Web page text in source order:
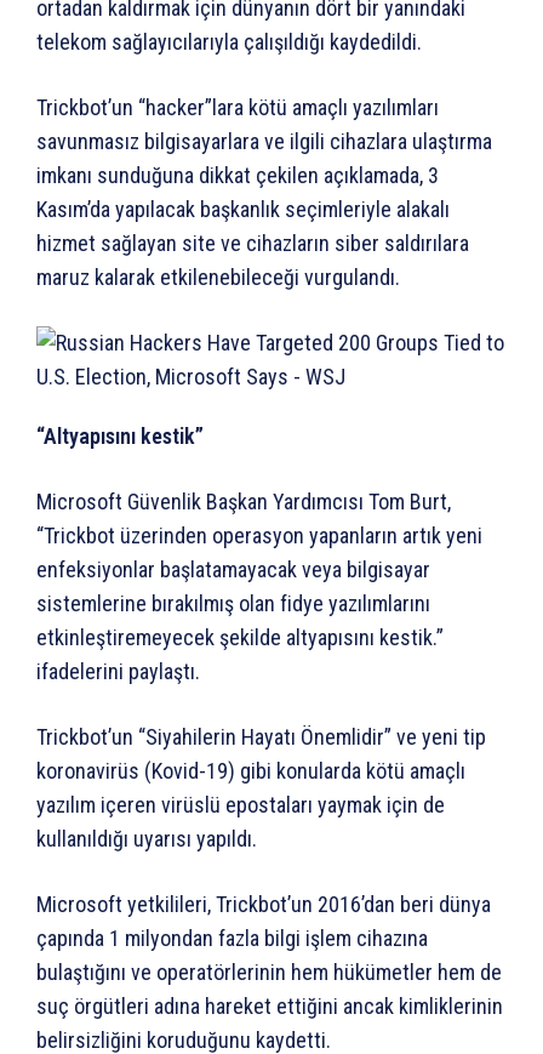
ortadan kaldırmak için dünyanın dört bir yanındaki
telekom sağlayıcılarıyla çalışıldığı kaydedildi.
Trickbot’un “hacker”lara kötü amaçlı yazılımları
savunmasız bilgisayarlara ve ilgili cihazlara ulaştırma
imkanı sunduğuna dikkat çekilen açıklamada, 3
Kasım’da yapılacak başkanlık seçimleriyle alakalı
hizmet sağlayan site ve cihazların siber saldırılara
maruz kalarak etkilenebileceği vurgulandı.
“Altyapısını kestik”
Microsoft Güvenlik Başkan Yardımcısı Tom Burt,
“Trickbot üzerinden operasyon yapanların artık yeni
enfeksiyonlar başlatamayacak veya bilgisayar
sistemlerine bırakılmış olan fidye yazılımlarını
etkinleştiremeyecek şekilde altyapısını kestik.”
ifadelerini paylaştı.
Trickbot’un “Siyahilerin Hayatı Önemlidir” ve yeni tip
koronavirüs (Kovid-19) gibi konularda kötü amaçlı
yazılım içeren virüslü epostaları yaymak için de
kullanıldığı uyarısı yapıldı.
Microsoft yetkilileri, Trickbot’un 2016’dan beri dünya
çapında 1 milyondan fazla bilgi işlem cihazına
bulaştığını ve operatörlerinin hem hükümetler hem de
suç örgütleri adına hareket ettiğini ancak kimliklerinin
belirsizliğini koruduğunu kaydetti.